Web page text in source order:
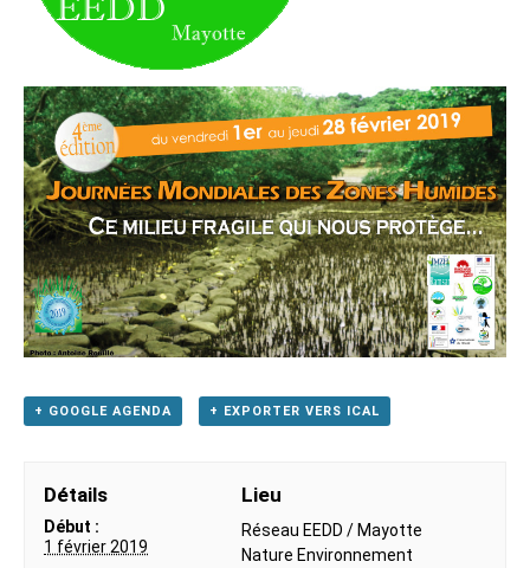
+ GOOGLE AGENDA + EXPORTER VERS ICAL
Détails
Début :
1 février 2019
Lieu
Réseau EEDD / Mayotte
Nature Environnement